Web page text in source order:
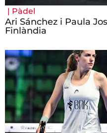
| Pàdel
Ari Sánchez i Paula
Finlàndia